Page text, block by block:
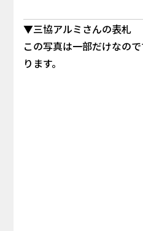
▼三協アルミさんの表札
この写真は一部だけなの
ります。